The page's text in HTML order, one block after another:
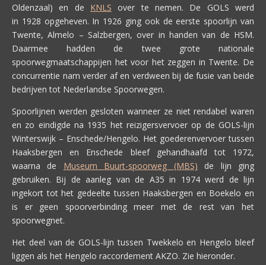
Oldenzaal) en de KNLS over te nemen. De GOLS werd
in 1928 opgeheven. In 1926 ging ook de eerste spoorlijn van
Twente, Almelo – Salzbergen, over in handen van de HSM.
Daarmee hadden de twee grote nationale
spoorwegmaatschappijen het voor het zeggen in Twente. De
concurrentie nam verder af en verdween bij de fusie van beide
bedrijven tot Nederlandse Spoorwegen.
Spoorlijnen werden gesloten wanneer ze niet rendabel waren
en zo eindigde na 1935 het reizigersvervoer op de GOLS-lijn
Winterswijk – Enschede/Hengelo. Het goederenvervoer tussen
Haaksbergen en Enschede bleef gehandhaafd tot 1972,
waarna de Museum Buurt-spoorweg (MBS) de lijn ging
gebruiken. Bij de aanleg van de A35 in 1974 werd de lijn
ingekort tot het gedeelte tussen Haaksbergen en Boekelo en
is er geen spoorverbinding meer met de rest van het
spoorwegnet.
Het deel van de GOLS-lijn tussen Twekkelo en Hengelo bleef
liggen als het Hengelo raccordement AKZO. Zie hieronder.